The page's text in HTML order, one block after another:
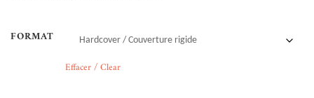
FORMAT
Effacer / Clear